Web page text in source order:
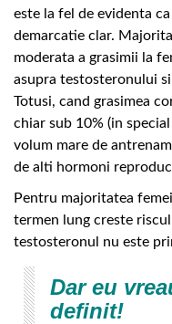
este la fel de evidenta
demarcatie clar.
moderata a grasimii la
asupra testosteronului
Totusi, cand grasimea
chiar sub 10% (in
volum mare de
de alti hormoni
Pentru majoritatea
termen lung creste
testosteronul nu este
Dar eu
definit!